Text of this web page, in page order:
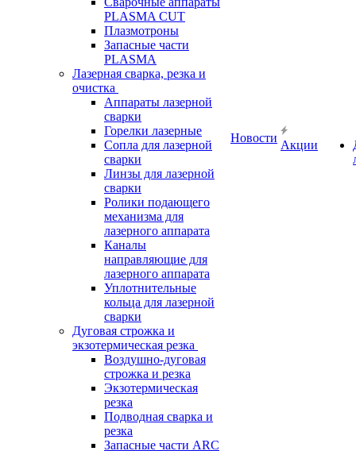
PLASMA CUT
Плазмотроны
Запасные части
PLASMA
Лазерная сварка, резка и
очистка
Аппараты лазерной
сварки
Горелки лазерные
Сопла для лазерной
сварки
Линзы для лазерной
сварки
Ролики подающего
механизма для
лазерного аппарата
Каналы
направляющие для
лазерного аппарата
Уплотнительные
кольца для лазерной
сварки
Дуговая строжка и
экзотермическая резка
Воздушно-дуговая
строжка и резка
Экзотермическая
резка
Подводная сварка и
резка
Запасные части ARC
Новости
Акции